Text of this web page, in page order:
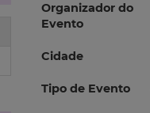
Organizador do
Evento
Cidade
Tipo de Evento